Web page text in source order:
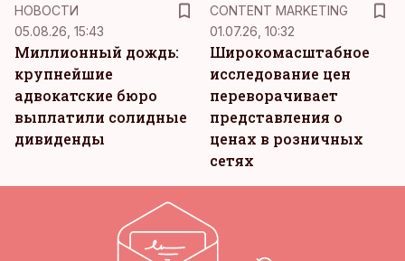
НОВОСТИ
05.08.26, 15:43
Миллионный дождь:
крупнейшие
адвокатские бюро
выплатили солидные
дивиденды
CONTENT MARKETING
01.07.26, 10:32
Широкомасштабное
исследование цен
переворачивает
представления о
ценах в розничных
сетях